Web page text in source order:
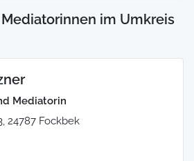
im Umkreis
Mediatorin
24787 Fockbek